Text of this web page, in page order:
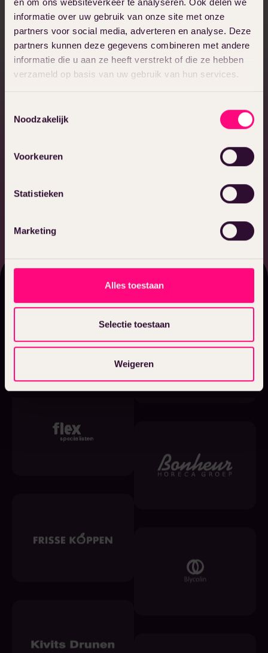
en om ons websiteverkeer te analyseren. Ook delen we
informatie over uw gebruik van onze site met onze
partners voor social media, adverteren en analyse. Deze
partners kunnen deze gegevens combineren met andere
informatie die u aan ze heeft verstrekt of die ze hebben
verzameld op basis van uw gebruik van hun services.
Noodzakelijk
Voorkeuren
Statistieken
Marketing
Alles toestaan
Selectie toestaan
Weigeren
experts
Bij 2manydots zit je aan tafel met meer dan 17
jaar ervaring; we zijn specialisten in ons
vakgebied. Eigenwijze professionals met een
opdrachtgevers. Wij delen jouw pakket van
gaan aan de slag met jouw enterprise-
oplossing. Klaar om samen over te gaan tot
Organisaties die in ons
geloven
Bekijk onze succesverhalen